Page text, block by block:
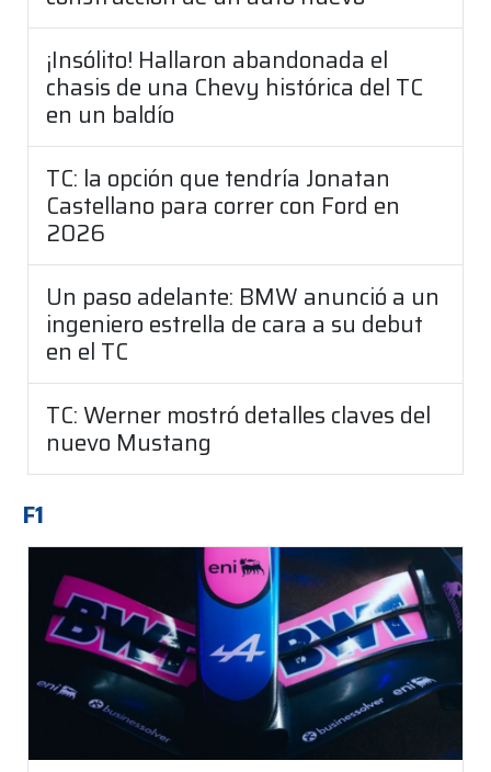
¡Insólito! Hallaron abandonada el
chasis de una Chevy histórica del TC
en un baldío
TC: la opción que tendría Jonatan
Castellano para correr con Ford en
2026
Un paso adelante: BMW anunció a un
ingeniero estrella de cara a su debut
en el TC
TC: Werner mostró detalles claves del
nuevo Mustang
F1